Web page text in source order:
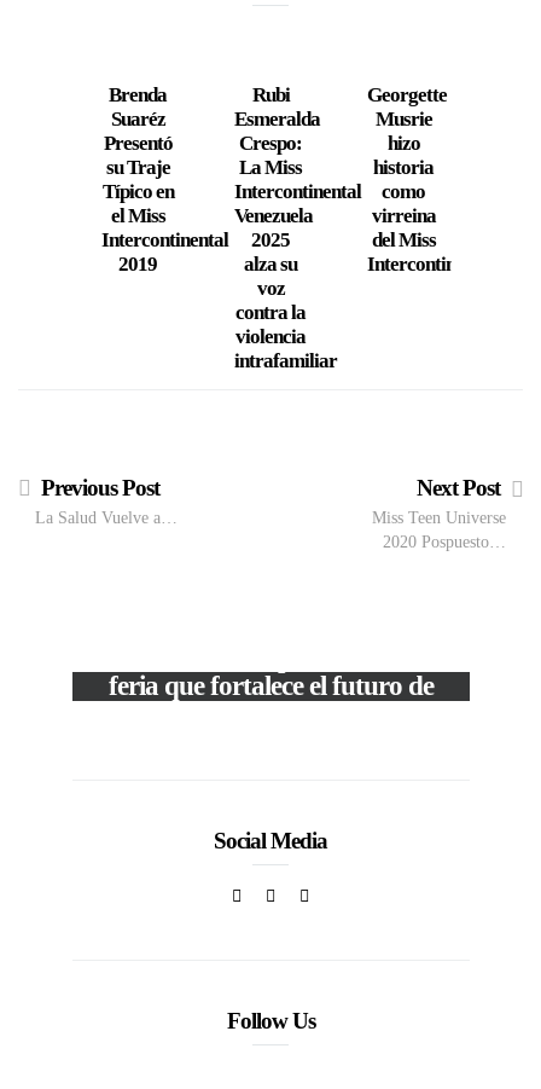
Brenda
Suaréz
Presentó
su Traje
Típico en
el Miss
Intercontinental
2019
Rubi
Esmeralda
Crespo:
La Miss
Intercontinental
Venezuela
2025
alza su
voz
contra la
violencia
intrafamiliar
Georgette
Musrie
hizo
historia
como
virreina
del Miss
Intercontinental
Previous Post
La Salud Vuelve a…
Next Post
Miss Teen Universe
2020 Pospuesto…
feria que fortalece el futuro de
Social Media
Follow Us